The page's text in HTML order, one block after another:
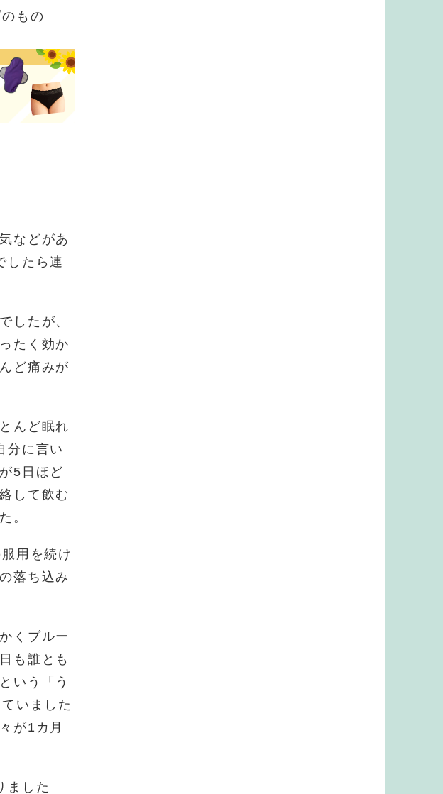
もの
などがあ
したら連
したが、
たく効か
ど痛みが
んど眠れ
分に言い
5日ほど
して飲む
。
用を続け
落ち込み
くブルー
も誰とも
いう「う
いました
が1カ月
ました